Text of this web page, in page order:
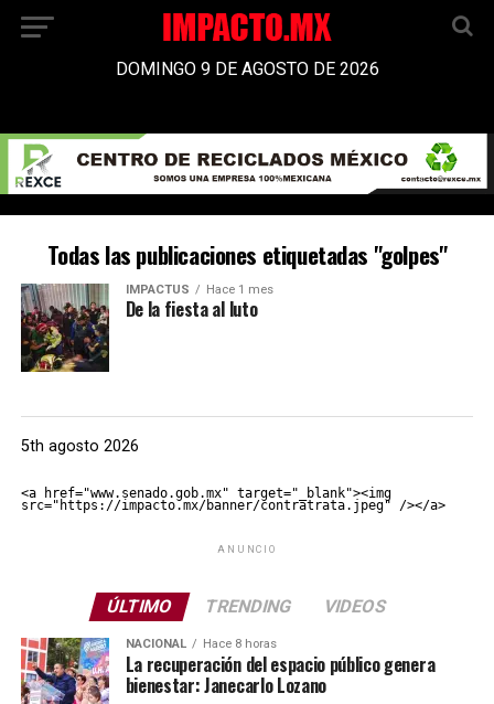
DOMINGO 9 DE AGOSTO DE 2026
Todas las publicaciones etiquetadas "golpes"
IMPACTUS Hace 1 mes
De la fiesta al luto
5th agosto 2026
<a href="www.senado.gob.mx" target="_blank"><img
src="https://impacto.mx/banner/contratrata.jpeg" /></a>
ANUNCIO
ÚLTIMO TRENDING VIDEOS
NACIONAL Hace 8 horas
La recuperación del espacio público genera
bienestar: Janecarlo Lozano